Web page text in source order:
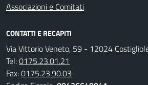
Associazioni e Comitati
CONTATTI E RECAPITI
Via Vittorio Veneto, 59 - 12024
Tel:0175.23.01.21
Fax:0175.23.90.03